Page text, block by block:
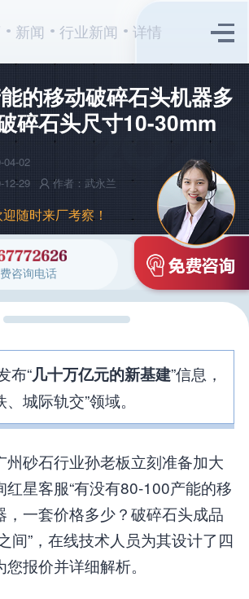
新闻 行业新闻 详情
的移动破碎石头机器多
碎石头尺寸10-30mm
04-02
12-29
作者：武永兰
随时来厂考察！
咨询电话
布“几十万亿元的新基建”信息，
城际轨交”领域。
州砂石行业孙老板立刻准备加大
红星客服“有没有80-100产能的移
，一套价格多少？破碎石头成品
间”，在线技术人员为其设计了四
报价并详细解析。